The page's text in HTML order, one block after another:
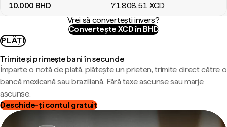
10.000 BHD 71.808,51 XCD
Vrei să convertești invers?
Convertește XCD în BHD
PLĂȚI
Trimite și primește bani în secunde
Împarte o notă de plată, plătește un prieten, trimite direct către o
bancă mexicană sau braziliană. Fără taxe ascunse sau marje
ascunse.
Deschide-ți contul gratuit